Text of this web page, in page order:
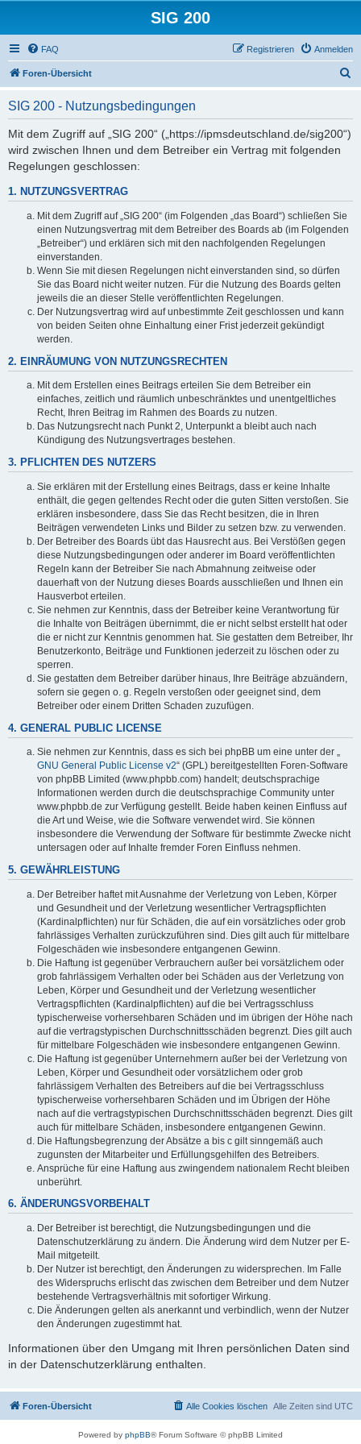
SIG 200
FAQ Anmelden
Registrieren
Foren-Übersicht
SIG 200 - Nutzungsbedingungen
Mit dem Zugriff auf „SIG 200“ („https://ipmsdeutschland.de/sig200“)
wird zwischen Ihnen und dem Betreiber ein Vertrag mit folgenden
Regelungen geschlossen:
1. NUTZUNGSVERTRAG
Mit dem Zugriff auf „SIG 200“ (im Folgenden „das Board“) schließen Sie
einen Nutzungsvertrag mit dem Betreiber des Boards ab (im Folgenden
„Betreiber“) und erklären sich mit den nachfolgenden Regelungen
einverstanden.
Wenn Sie mit diesen Regelungen nicht einverstanden sind, so dürfen
Sie das Board nicht weiter nutzen. Für die Nutzung des Boards gelten
jeweils die an dieser Stelle veröffentlichten Regelungen.
Der Nutzungsvertrag wird auf unbestimmte Zeit geschlossen und kann
von beiden Seiten ohne Einhaltung einer Frist jederzeit gekündigt
werden.
2. EINRÄUMUNG VON NUTZUNGSRECHTEN
Mit dem Erstellen eines Beitrags erteilen Sie dem Betreiber ein
einfaches, zeitlich und räumlich unbeschränktes und unentgeltliches
Recht, Ihren Beitrag im Rahmen des Boards zu nutzen.
Das Nutzungsrecht nach Punkt 2, Unterpunkt a bleibt auch nach
Kündigung des Nutzungsvertrages bestehen.
3. PFLICHTEN DES NUTZERS
Sie erklären mit der Erstellung eines Beitrags, dass er keine Inhalte
enthält, die gegen geltendes Recht oder die guten Sitten verstoßen. Sie
erklären insbesondere, dass Sie das Recht besitzen, die in Ihren
Beiträgen verwendeten Links und Bilder zu setzen bzw. zu verwenden.
Der Betreiber des Boards übt das Hausrecht aus. Bei Verstößen gegen
diese Nutzungsbedingungen oder anderer im Board veröffentlichten
Regeln kann der Betreiber Sie nach Abmahnung zeitweise oder
dauerhaft von der Nutzung dieses Boards ausschließen und Ihnen ein
Hausverbot erteilen.
Sie nehmen zur Kenntnis, dass der Betreiber keine Verantwortung für
die Inhalte von Beiträgen übernimmt, die er nicht selbst erstellt hat oder
die er nicht zur Kenntnis genommen hat. Sie gestatten dem Betreiber, Ihr
Benutzerkonto, Beiträge und Funktionen jederzeit zu löschen oder zu
sperren.
Sie gestatten dem Betreiber darüber hinaus, Ihre Beiträge abzuändern,
sofern sie gegen o. g. Regeln verstoßen oder geeignet sind, dem
Betreiber oder einem Dritten Schaden zuzufügen.
4. GENERAL PUBLIC LICENSE
Sie nehmen zur Kenntnis, dass es sich bei phpBB um eine unter der „
GNU General Public License v2“ (GPL) bereitgestellten Foren-Software
von phpBB Limited (www.phpbb.com) handelt; deutschsprachige
Informationen werden durch die deutschsprachige Community unter
www.phpbb.de zur Verfügung gestellt. Beide haben keinen Einfluss auf
die Art und Weise, wie die Software verwendet wird. Sie können
insbesondere die Verwendung der Software für bestimmte Zwecke nicht
untersagen oder auf Inhalte fremder Foren Einfluss nehmen.
5. GEWÄHRLEISTUNG
Der Betreiber haftet mit Ausnahme der Verletzung von Leben, Körper
und Gesundheit und der Verletzung wesentlicher Vertragspflichten
(Kardinalpflichten) nur für Schäden, die auf ein vorsätzliches oder grob
fahrlässiges Verhalten zurückzuführen sind. Dies gilt auch für mittelbare
Folgeschäden wie insbesondere entgangenen Gewinn.
Die Haftung ist gegenüber Verbrauchern außer bei vorsätzlichem oder
grob fahrlässigem Verhalten oder bei Schäden aus der Verletzung von
Leben, Körper und Gesundheit und der Verletzung wesentlicher
Vertragspflichten (Kardinalpflichten) auf die bei Vertragsschluss
typischerweise vorhersehbaren Schäden und im übrigen der Höhe nach
auf die vertragstypischen Durchschnittsschäden begrenzt. Dies gilt auch
für mittelbare Folgeschäden wie insbesondere entgangenen Gewinn.
Die Haftung ist gegenüber Unternehmern außer bei der Verletzung von
Leben, Körper und Gesundheit oder vorsätzlichem oder grob
fahrlässigem Verhalten des Betreibers auf die bei Vertragsschluss
typischerweise vorhersehbaren Schäden und im Übrigen der Höhe
nach auf die vertragstypischen Durchschnittsschäden begrenzt. Dies gilt
auch für mittelbare Schäden, insbesondere entgangenen Gewinn.
Die Haftungsbegrenzung der Absätze a bis c gilt sinngemäß auch
zugunsten der Mitarbeiter und Erfüllungsgehilfen des Betreibers.
Ansprüche für eine Haftung aus zwingendem nationalem Recht bleiben
unberührt.
6. ÄNDERUNGSVORBEHALT
Der Betreiber ist berechtigt, die Nutzungsbedingungen und die
Datenschutzerklärung zu ändern. Die Änderung wird dem Nutzer per E-
Mail mitgeteilt.
Der Nutzer ist berechtigt, den Änderungen zu widersprechen. Im Falle
des Widerspruchs erlischt das zwischen dem Betreiber und dem Nutzer
bestehende Vertragsverhältnis mit sofortiger Wirkung.
Die Änderungen gelten als anerkannt und verbindlich, wenn der Nutzer
den Änderungen zugestimmt hat.
Informationen über den Umgang mit Ihren persönlichen Daten sind
in der Datenschutzerklärung enthalten.
Foren-Übersicht Alle Zeiten sind UTC
Alle Cookies löschen
Powered by phpBB® Forum Software © phpBB Limited